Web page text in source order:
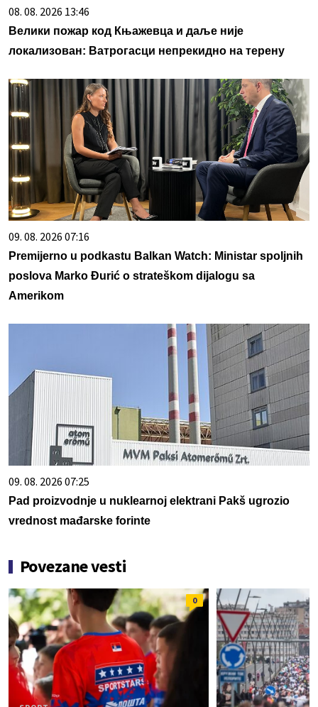
08. 08. 2026 13:46
Велики пожар код Књажевца и даље није
локализован: Ватрогасци непрекидно на терену
09. 08. 2026 07:16
Premijerno u podkastu Balkan Watch: Ministar spoljnih
poslova Marko Đurić o strateškom dijalogu sa
Amerikom
09. 08. 2026 07:25
Pad proizvodnje u nuklearnoj elektrani Pakš ugrozio
vrednost mađarske forinte
Povezane vesti
0